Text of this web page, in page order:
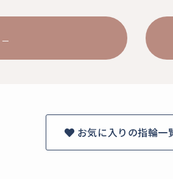
お気に入りの指輪一